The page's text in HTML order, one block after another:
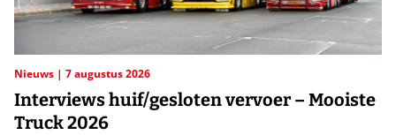
Nieuws 7 augustus 2026
Interviews huif/gesloten vervoer – Mooiste
Truck 2026